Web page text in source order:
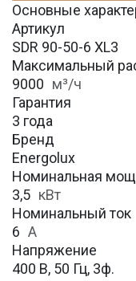
Основные
Артикул
SDR 90-50-6 XL3
Максимальный
9000 м³/ч
Гарантия
3 года
Бренд
Energolux
Номинальная
3,5 кВт
Номинальный ток
6 А
Напряжение
400 В, 50 Гц, 3ф.